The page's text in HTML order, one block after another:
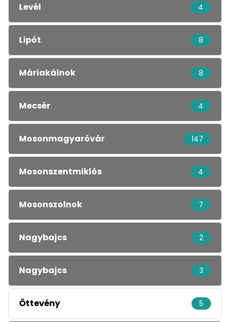
Levél 4
Lipót 8
Máriakálnok 8
Mecsér 4
Mosonmagyaróvár 147
Mosonszentmiklós 4
Mosonszolnok 7
Nagybajcs 2
Nagybajcs 3
Öttevény 5